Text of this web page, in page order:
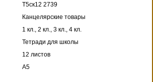
Т5ск12 2739
Канцелярские товары
1 кл., 2 кл., 3 кл., 4 кл.
Тетради для школы
12 листов
А5